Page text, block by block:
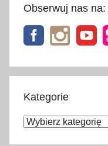
Obserwuj nas na:
Kategorie
Kategorie